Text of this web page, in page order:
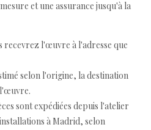
et une assurance jusqu'à la
recevrez l'œuvre à l'adresse que
selon l'origine, la destination
sont expédiées depuis l'atelier
à Madrid, selon